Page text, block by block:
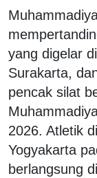
yang digelar
Surakarta,
pencak silat
2026. Atletik
Yogyakarta
berlangsung